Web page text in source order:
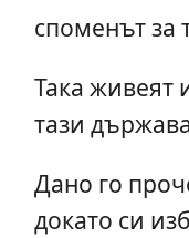
споменът за
Така живеят
тази
Дано го
докато си